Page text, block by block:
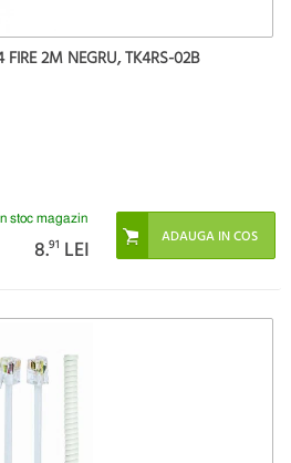
2M NEGRU, TK4RS-02B
În stoc magazin
8.91 LEI